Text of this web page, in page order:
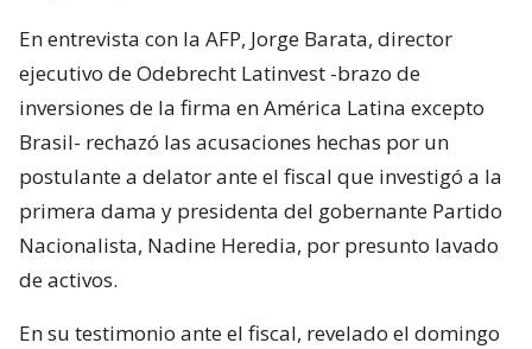
En entrevista con la AFP, Jorge Barata, director
ejecutivo de Odebrecht Latinvest -brazo de
inversiones de la firma en América Latina excepto
Brasil- rechazó las acusaciones hechas por un
postulante a delator ante el fiscal que investigó a la
primera dama y presidenta del gobernante Partido
Nacionalista, Nadine Heredia, por presunto lavado
de activos.
En su testimonio ante el fiscal, revelado el domingo